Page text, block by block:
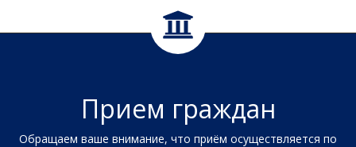
Прием граждан
Обращаем ваше внимание, что приём осуществляется по